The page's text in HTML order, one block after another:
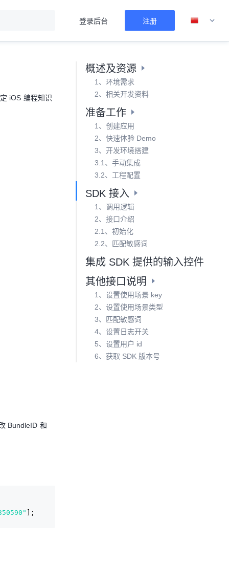
登录后台 注册
概述及资源
1、环境需求
2、相关开发资料
准备工作
1、创建应用
2、快速体验 Demo
3、开发环境搭建
3.1、手动集成
3.2、工程配置
SDK 接入
1、调用逻辑
2、接口介绍
2.1、初始化
2.2、匹配敏感词
集成 SDK 提供的输入控件
其他接口说明
1、设置使用场景 key
2、设置使用场景类型
3、匹配敏感词
4、设置日志开关
5、设置用户 id
6、获取 SDK 版本号
iOS 编程知识
BundleID 和
];